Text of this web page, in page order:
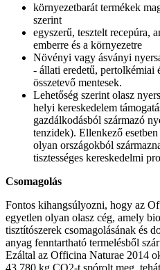
környezetbarát termékek
szerint
egyszerű, tesztelt recepúra,
emberre és a környezetre
Növényi vagy ásványi
- állati eredetű, pertolkémiai
összetevő mentesek.
Lehetőség szerint olasz
helyi kereskedelem
gazdálkodásból származó
tenzidek). Ellenkező
olyan országokból
tisztességes kereskedelmi
Csomagolás
Fontos kihangsúlyozni, hogy az
egyetlen olyan olasz cég, amely
tisztítószerek csomagolásának és
anyag fenntartható termelésből
Ezáltal az Officina Naturae 2014
43.780 kg CO2-t spórolt meg,